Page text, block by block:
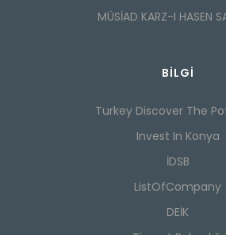
MÜSİAD KARZ-I HASEN
BILGI
Turkey Discover The
Invest In Konya
İDSB
ListOfCompany
DEİK